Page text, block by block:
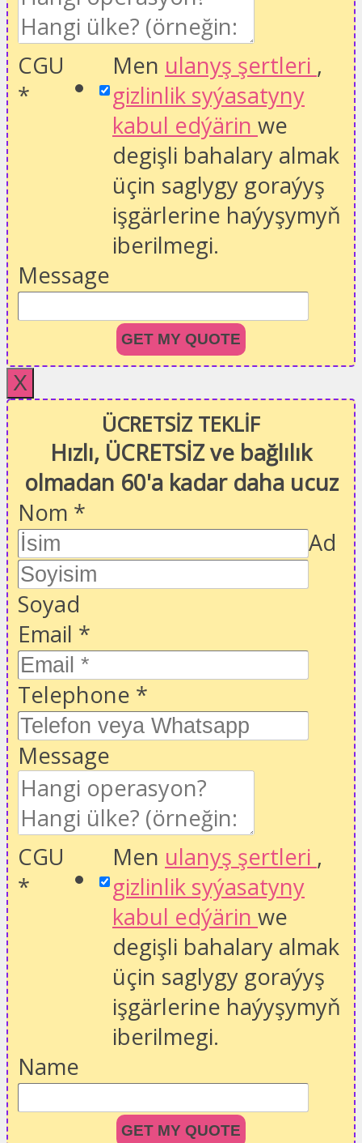
CGU
*
Men ulanyş şertleri ,
gizlinlik syýasatyny
kabul edýärin we
degişli bahalary almak
üçin saglygy goraýyş
işgärlerine haýyşymyň
iberilmegi.
Message
GET MY QUOTE
X
ÜCRETSİZ TEKLİF
Hızlı, ÜCRETSİZ ve bağlılık
olmadan 60'a kadar daha ucuz
Nom *
Ad
Soyad
Email *
Telephone *
Message
CGU
*
Men ulanyş şertleri ,
gizlinlik syýasatyny
kabul edýärin we
degişli bahalary almak
üçin saglygy goraýyş
işgärlerine haýyşymyň
iberilmegi.
Name
GET MY QUOTE